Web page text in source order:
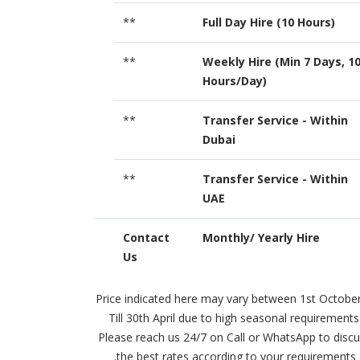
Full Day Hire (10 Hours)
**
Weekly Hire (Min 7 Days, 10
Hours/Day)
**
Transfer Service - Within
Dubai
**
Transfer Service - Within
UAE
**
Monthly/ Yearly Hire
Contact
Us
**Price indicated here may vary between 1st
Till 30th April due to high seasonal requirements.
Please reach us 24/7 on Call or WhatsApp to
the best rates according to your requirements.